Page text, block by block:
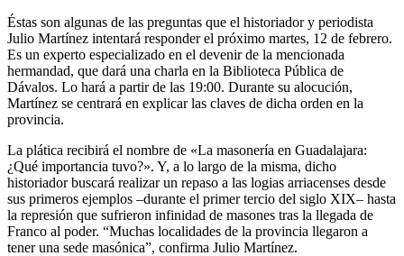
Éstas son algunas de las preguntas que el historiador y periodista
Julio Martínez intentará responder el próximo martes, 12 de febrero.
Es un experto especializado en el devenir de la mencionada
hermandad, que dará una charla en la Biblioteca Pública de
Dávalos. Lo hará a partir de las 19:00. Durante su alocución,
Martínez se centrará en explicar las claves de dicha orden en la
provincia.
La plática recibirá el nombre de «La masonería en Guadalajara:
¿Qué importancia tuvo?». Y, a lo largo de la misma, dicho
historiador buscará realizar un repaso a las logias arriacenses desde
sus primeros ejemplos –durante el primer tercio del siglo XIX– hasta
la represión que sufrieron infinidad de masones tras la llegada de
Franco al poder. “Muchas localidades de la provincia llegaron a
tener una sede masónica”, confirma Julio Martínez.